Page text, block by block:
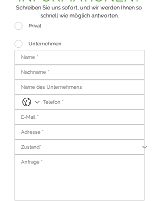
Schreiben Sie uns sofort, und wir werden Ihnen so
schnell wie möglich antworten.
Privat
Unternehmen